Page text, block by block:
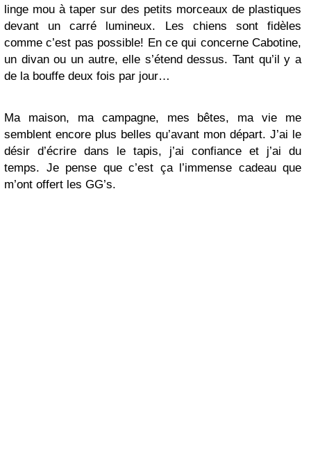
linge mou à taper sur des petits morceaux de plastiques
devant un carré lumineux. Les chiens sont fidèles
comme c’est pas possible! En ce qui concerne Cabotine,
un divan ou un autre, elle s’étend dessus. Tant qu’il y a
de la bouffe deux fois par jour…
Ma maison, ma campagne, mes bêtes, ma vie me
semblent encore plus belles qu’avant mon départ. J’ai le
désir d’écrire dans le tapis, j’ai confiance et j’ai du
temps. Je pense que c’est ça l’immense cadeau que
m’ont offert les GG’s.